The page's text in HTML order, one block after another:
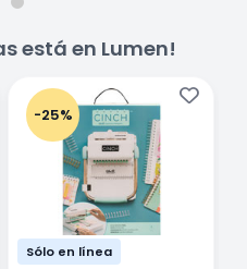
está en Lumen!
-25%
Sólo en línea